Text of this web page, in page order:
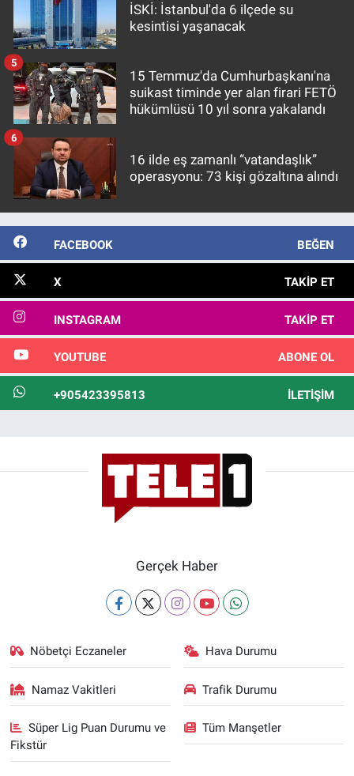
İSKİ: İstanbul'da 6 ilçede su
kesintisi yaşanacak
15 Temmuz'da Cumhurbaşkanı'na
suikast timinde yer alan firari FETÖ
hükümlüsü 10 yıl sonra yakalandı
5
16 ilde eş zamanlı “vatandaşlık”
operasyonu: 73 kişi gözaltına alındı
6
FACEBOOK BEĞEN
X TAKIP ET
INSTAGRAM TAKIP ET
YOUTUBE ABONE OL
+905423395813 İLETIŞIM
Gerçek Haber
Nöbetçi Eczaneler Hava Durumu
Namaz Vakitleri Trafik Durumu
Süper Lig Puan Durumu ve
Fikstür
Tüm Manşetler